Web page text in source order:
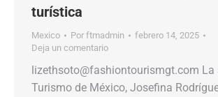
turística
Mexico Por ftmadmin
febrero 14, 2025
Deja un comentario
lizethsoto@fashiontourismgt.com La
Turismo de México, Josefina